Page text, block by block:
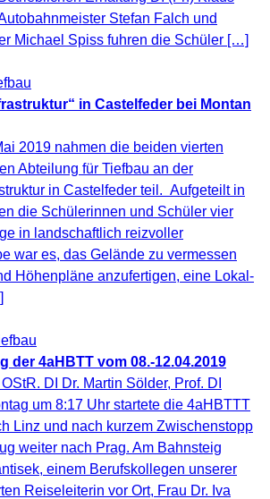
Stefan Falch und
Michael Spiss fuhren die Schüler […]
in Castelfeder bei Montan
2019 nahmen die beiden vierten
Abteilung für Tiefbau an der
in Castelfeder teil. Aufgeteilt in
die Schülerinnen und Schüler vier
in landschaftlich reizvoller
war es, das Gelände zu vermessen
Höhenpläne anzufertigen, eine Lokal­
der 4aHBTT vom 08.-12.04.2019
DI Dr. Martin Sölder, Prof. DI
um 8:17 Uhr startete die 4aHBTTT
Linz und nach kurzem Zwischenstopp
weiter nach Prag. Am Bahnsteig
einem Berufskollegen unserer
Reiseleiterin vor Ort, Frau Dr. Iva